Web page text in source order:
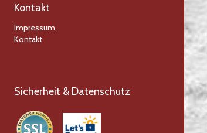
Kontakt
Impressum
Kontakt
Sicherheit & Datenschutz